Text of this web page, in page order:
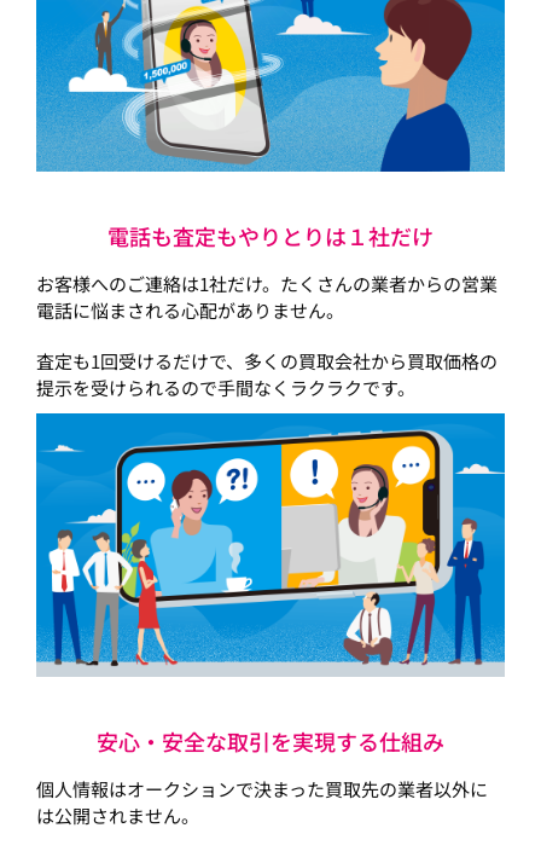
電話も査定もやりとりは１社だけ
お客様へのご連絡は1社だけ。たくさんの業者からの営業
電話に悩まされる心配がありません。
査定も1回受けるだけで、多くの買取会社から買取価格の
提示を受けられるので手間なくラクラクです。
安心・安全な取引を実現する仕組み
個人情報はオークションで決まった買取先の業者以外に
は公開されません。